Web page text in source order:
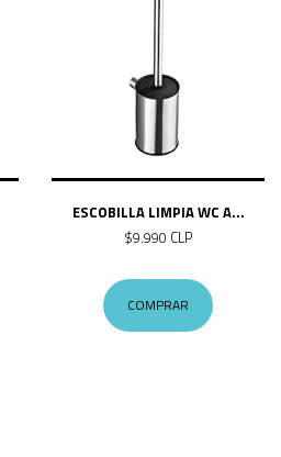
ESCOBILLA LIMPIA WC A...
$9.990 CLP
COMPRAR